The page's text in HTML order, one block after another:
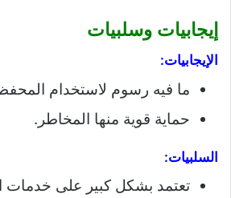
إيجابيات وسلبيات
الإيجابيات:
ما فيه رسوم لاستخدام
حماية قوية منها المخاطر.
السلبيات:
تعتمد بشكل كبير على خدمات